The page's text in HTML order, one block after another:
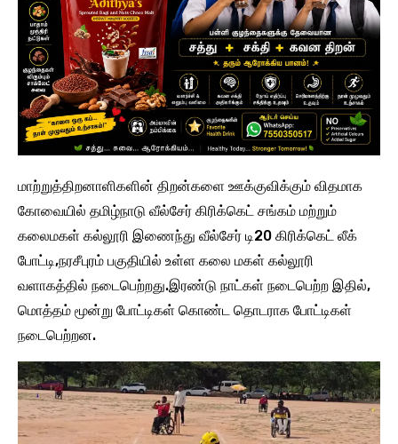
மாற்றுத்திறனாளிகளின் திறன்களை ஊக்குவிக்கும் விதமாக
கோவையில் தமிழ்நாடு வீல்சேர் கிரிக்கெட் சங்கம் மற்றும்
கலைமகள் கல்லூரி இணைந்து வீல்சேர் டி20 கிரிக்கெட் லீக்
போட்டி,நரசீபுரம் பகுதியில் உள்ள கலை மகள் கல்லூரி
வளாகத்தில் நடைபெற்றது.இரண்டு நாட்கள் நடைபெற்ற இதில்,
மொத்தம் மூன்று போட்டிகள் கொண்ட தொடராக போட்டிகள்
நடைபெற்றன.